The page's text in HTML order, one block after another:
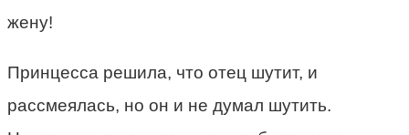
жену!
Принцесса решила, что отец шутит, и
рассмеялась, но он и не думал шутить.